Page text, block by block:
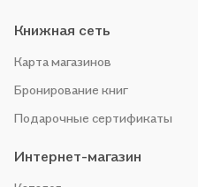
Книжная сеть
Карта магазинов
Бронирование книг
Подарочные сертификаты
Интернет-магазин